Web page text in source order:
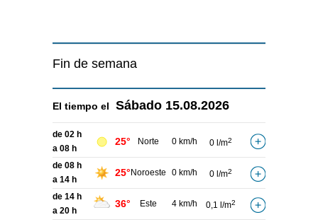
Fin de semana
El tiempo el Sábado 15.08.2026
de 02 h
a 08 h
25° Norte 0 km/h 0 l/m2
de 08 h
a 14 h
25° Noroeste 0 km/h 0 l/m2
de 14 h
a 20 h
36° Este 4 km/h 0,1 l/m2